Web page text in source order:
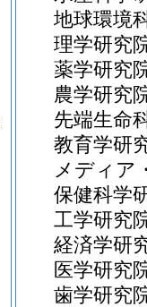
地球環境
理学研究
薬学研究
農学研究
先端生命
教育学研
メディア
保健科学
工学研究
経済学研
医学研究
歯学研究